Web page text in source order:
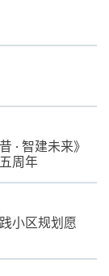
· 智建未来》
周年
小区规划愿